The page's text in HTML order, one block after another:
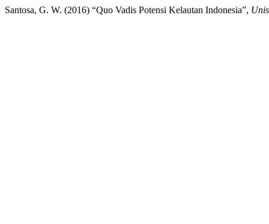
Santosa, G. W. (2016) “Quo Vadis Potensi Kelautan Indonesia”,